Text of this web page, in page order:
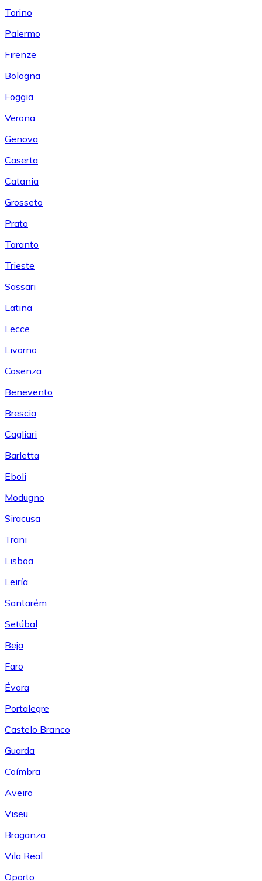
Torino
Palermo
Firenze
Bologna
Foggia
Verona
Genova
Caserta
Catania
Grosseto
Prato
Taranto
Trieste
Sassari
Latina
Lecce
Livorno
Cosenza
Benevento
Brescia
Cagliari
Barletta
Eboli
Modugno
Siracusa
Trani
Lisboa
Leiría
Santarém
Setúbal
Beja
Faro
Évora
Portalegre
Castelo Branco
Guarda
Coímbra
Aveiro
Viseu
Braganza
Vila Real
Oporto